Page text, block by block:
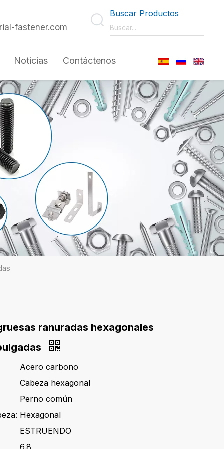
fastener.com
Buscar Productos
Noticias Contáctenos
ranuradas hexagonales
Acero carbono
Cabeza hexagonal
Perno común
Hexagonal
ESTRUENDO